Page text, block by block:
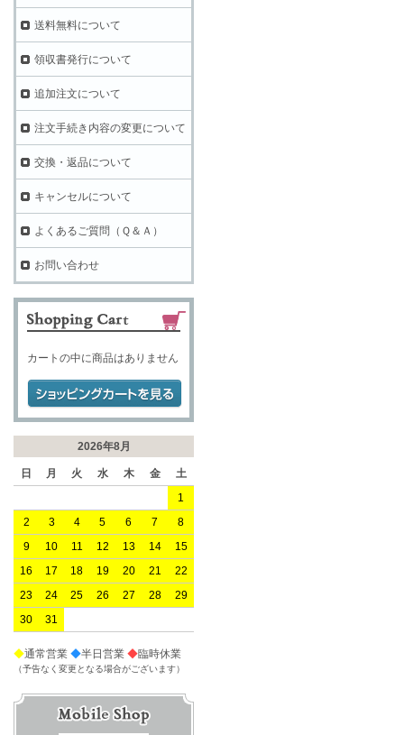
送料無料について
領収書発行について
追加注文について
注文手続き内容の変更について
交換・返品について
キャンセルについて
よくあるご質問（Ｑ＆Ａ）
お問い合わせ
カートの中に商品はありません
2026年8月
日 月 火 水 木 金
土
1
2
3 4 5 6 7
8
9
10 11 12 13 14
15
16
17 18 19 20 21
22
23
24 25 26 27 28
29
30
31
◆通常営業 ◆半日営業 ◆臨時休業
（予告なく変更となる場合がございます）